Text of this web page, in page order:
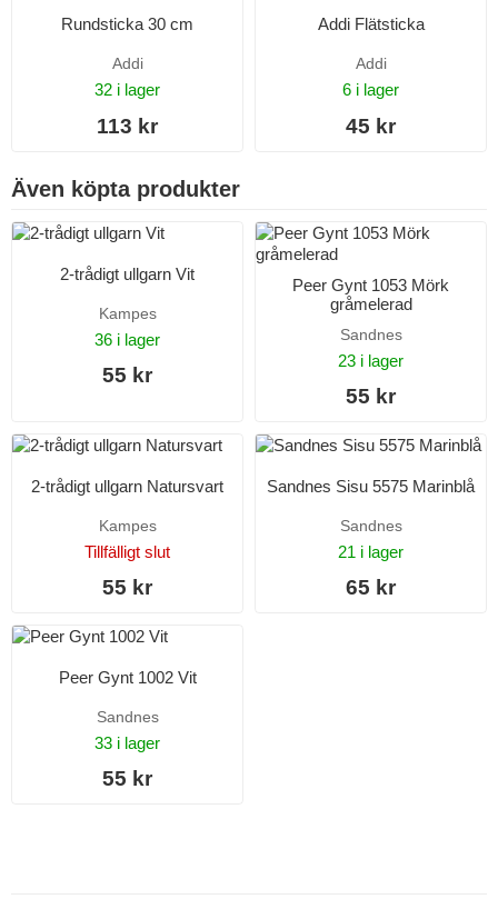
Rundsticka 30 cm
Addi
32 i lager
113 kr
Addi Flätsticka
Addi
6 i lager
45 kr
Även köpta produkter
2-trådigt ullgarn Vit
Kampes
36 i lager
55 kr
Peer Gynt 1053 Mörk
gråmelerad
Sandnes
23 i lager
55 kr
2-trådigt ullgarn Natursvart
Kampes
Tillfälligt slut
55 kr
Sandnes Sisu 5575 Marinblå
Sandnes
21 i lager
65 kr
Peer Gynt 1002 Vit
Sandnes
33 i lager
55 kr